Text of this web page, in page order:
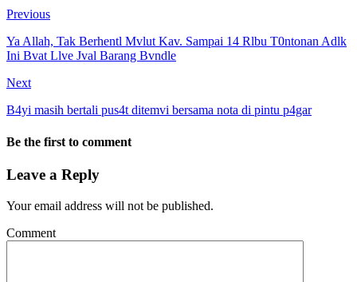
Previous
Ya Allah, Tak Berhentl Mvlut Kav. Sampai 14 Rlbu T0ntonan Adlk
Ini Bvat Llve Jval Barang Bvndle
Next
B4yi masih bertali pus4t ditemvi bersama nota di pintu p4gar
Be the first to comment
Leave a Reply
Your email address will not be published.
Comment